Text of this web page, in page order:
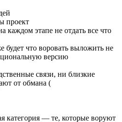
проект
каждом этапе не отдать все что
будет что воровать выложить не
версию
связи, ни близкие
от обмана (
категория — те, которые воруют